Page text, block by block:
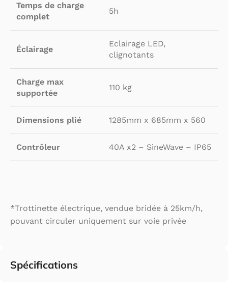
Temps de charge
complet
5h
Éclairage
Eclairage LED,
clignotants
Charge max
supportée
110 kg
Dimensions plié 1285mm x 685mm x 560
Contrôleur 40A x2 – SineWave – IP65
*Trottinette électrique, vendue bridée à 25km/h,
pouvant circuler uniquement sur voie privée
Spécifications